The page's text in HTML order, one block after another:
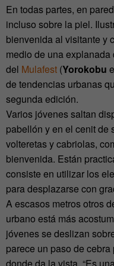
En todas partes, en
incluso sobre la piel.
bienvenida al visitante y
medio de una
del Mulafest (Yorokobu
de tendencias urbanas
segunda edición.
Varios jóvenes saltan
pabellón y en el cenit de
volteretas y cabriolas,
bienvenida. Están
consiste en utilizar los
para desplazarse con
A escasos metros otros
urbano está más
jóvenes se deslizan
parece un paso de
donde da la vista. “Es